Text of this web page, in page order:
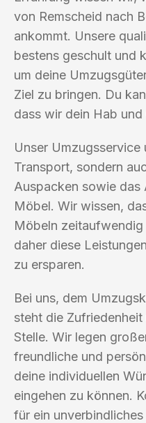
von Remscheid nach
ankommt. Unsere
bestens geschult und
um deine
Ziel zu bringen. Du
dass wir dein Hab
Unser
Transport, sondern
Auspacken sowie
Möbel. Wir wissen,
Möbeln
daher diese
zu ersparen.
Bei uns, dem
steht die Zufriedenheit
Stelle. Wir legen
freundliche und
deine individuellen
eingehen zu können.
für ein